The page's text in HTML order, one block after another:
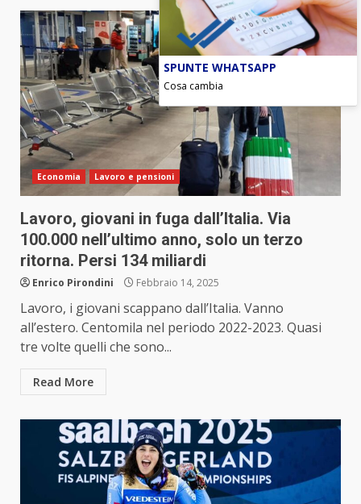
Economia Lavoro e pensioni
Lavoro, giovani in fuga dall’Italia. Via
100.000 nell’ultimo anno, solo un terzo
ritorna. Persi 134 miliardi
Enrico Pirondini Febbraio 14, 2025
Lavoro, i giovani scappano dall’Italia. Vanno
all’estero. Centomila nel periodo 2022-2023. Quasi
tre volte quelli che sono...
Read More
SPUNTE WHATSAPP
Cosa cambia